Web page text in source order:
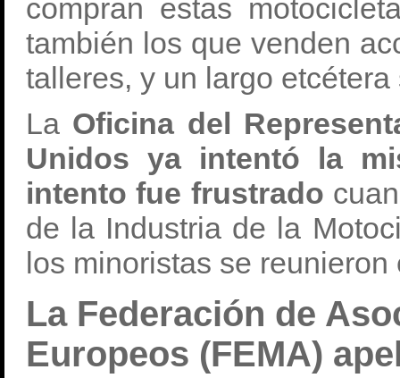
compran estas
también los que venden
talleres, y un largo
La Oficina del
Unidos ya intentó la
intento fue frustrado
de la Industria de la
los minoristas se
La Federación de
Europeos (FEMA)